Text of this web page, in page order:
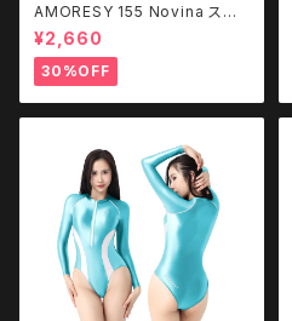
AMORESY 155 Novina スプ
ーキー バックレス 水着
¥2,660
30%OFF